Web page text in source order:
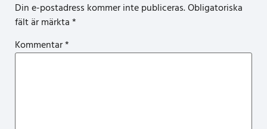
Din e-postadress kommer inte publiceras.Obligatoriska
fält är märkta*
Kommentar*